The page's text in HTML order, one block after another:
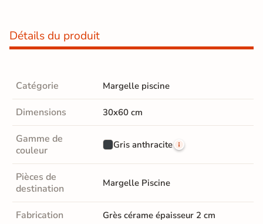
Détails du produit
Catégorie Margelle piscine
Dimensions 30x60 cm
Gamme de
couleur
Gris anthracite
Pièces de
destination
Margelle Piscine
Fabrication Grès cérame épaisseur 2 cm